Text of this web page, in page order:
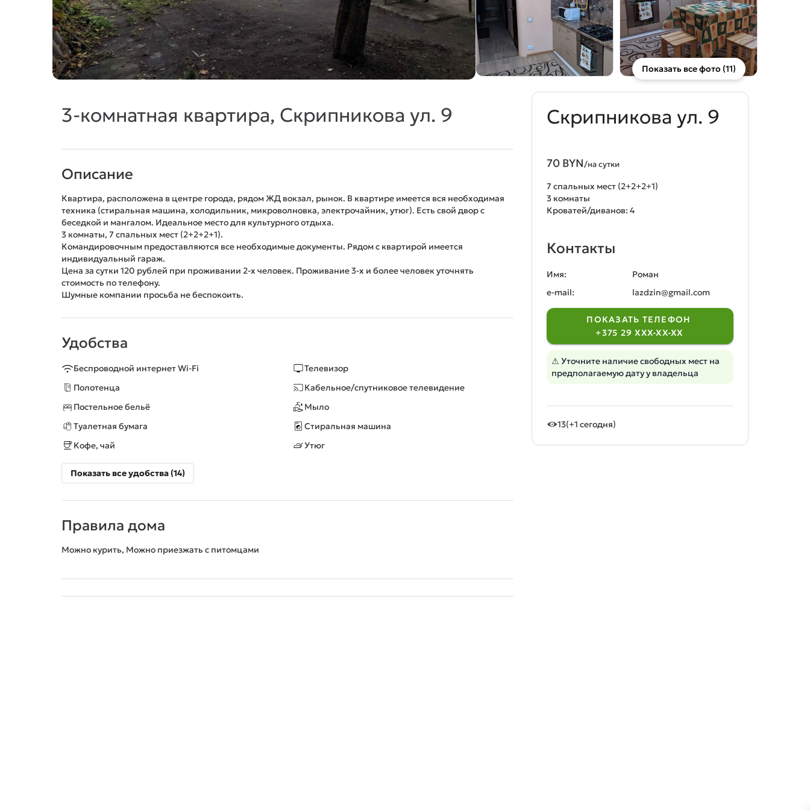
Показать все фото (11)
3-комнатная квартира, Скрипникова ул. 9
Описание
Квартира, расположена в центре города, рядом ЖД вокзал, рынок. В квартире имеется вся необходимая
техника (стиральная машина, холодильник, микроволновка, электрочайник, утюг). Есть свой двор с
беседкой и мангалом. Идеальное место для культурного отдыха.
3 комнаты, 7 спальных мест (2+2+2+1).
Командировочным предоставляются все необходимые документы. Рядом с квартирой имеется
индивидуальный гараж.
Цена за сутки 120 рублей при проживании 2-х человек. Проживание 3-х и более человек уточнять
стоимость по телефону.
Шумные компании просьба не беспокоить.
Удобства
Беспроводной интернет Wi-Fi
Телевизор
Полотенца
Кабельное/спутниковое телевидение
Постельное бельё
Мыло
Туалетная бумага
Стиральная машина
Кофе, чай
Утюг
Показать все удобства (14)
Правила дома
Можно курить, Можно приезжать с питомцами
Скрипникова ул. 9
70 BYN/на сутки
7 спальных мест (2+2+2+1)
3 комнаты
Кроватей/диванов: 4
Контакты
Имя:
Роман
e-mail:
lazdzin@gmail.com
ПОКАЗАТЬ ТЕЛЕФОН
+375 29 XXX-XX-XX
⚠ Уточните наличие свободных мест на
предполагаемую дату у владельца
13(+1 сегодня)